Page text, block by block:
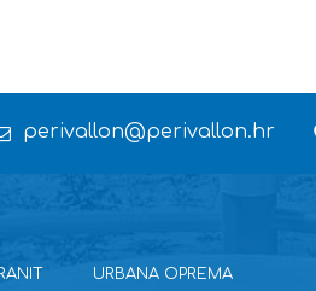
perivallon@perivallon.hr
URBANA OPREMA